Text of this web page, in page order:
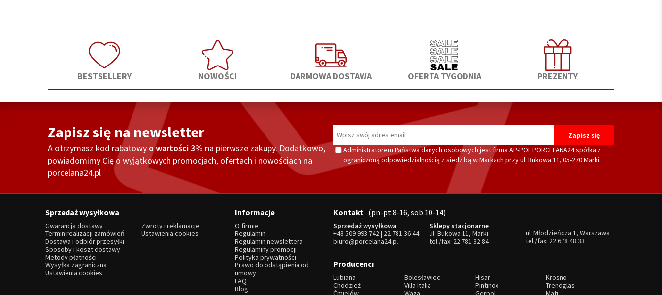
BESTSELLERY NOWOŚCI DARMOWA DOSTAWA OFERTA TYGODNIA PREZENTY
Zapisz się na newsletter
A otrzymasz kod rabatowy o wartości 3% na pierwsze zakupy. Dodatkowo,
powiadomimy Cię o wyjątkowych promocjach, ofertach i nowościach na
porcelana24.pl
Administratorem Państwa danych osobowych jest firma AP-POL PORCELANA24 spółka z
ograniczoną odpowiedzialnością z siedzibą w Markach przy ul. Bukowa 11, 05-270 Marki.
Sprzedaż wysyłkowa
Gwarancja dostawy
Termin realizacji zamówień
Dostawa i odbiór przesyłki
Sposoby i koszt dostawy
Metody płatności
Wysyłka zagraniczna
Ustawienia cookies
Zwroty i reklamacje
Ustawienia cookies
Informacje
O firmie
Regulamin
Regulamin newslettera
Regulaminy promocji
Polityka prywatności
Prawo do odstąpienia od
umowy
FAQ
Blog
Kontakt (pn-pt 8-16, sob 10-14)
Sprzedaż wysyłkowa
+48 509 993 742| 22 781 36 44
biuro@porcelana24.pl
Sklepy stacjonarne
ul. Bukowa 11, Marki
tel./fax: 22 781 32 84
ul. Młodzieńcza 1, Warszawa
tel./fax: 22 678 48 33
Producenci
Lubiana Bolesławiec Hisar
Krosno
Chodzież
Villa Italia Pintinox
Trendglas
Ćmielów
Waza Gerpol Mati